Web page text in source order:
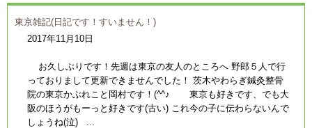
東京雑記(日記です！すいません！)
2017年11月10日
お久しぶりです！先週は東京の友人のところへ 野郎５人で行
っておりまして更新できませんでした！ 茨木やわらぎ鍼灸整骨
院の東京かぶれこと岡村です！(^^♪ 東京も好きです、でも大
阪のほうがもーっと好きです(古い) これ今の子に伝わらないんで
しょうね(泣) ...